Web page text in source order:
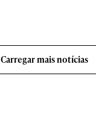
Carregar mais notícias